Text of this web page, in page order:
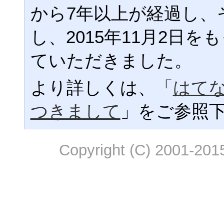
から7年以上が経過し
し、2015年11月2日を
ていただきました。
より詳しくは、「 はて
つきまして 」をご参照
Copyright (C) 2001-